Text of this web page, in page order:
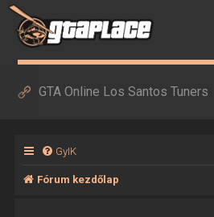
GTA Online Los Santos Tuners
GyIK
Fórum kezdőlap